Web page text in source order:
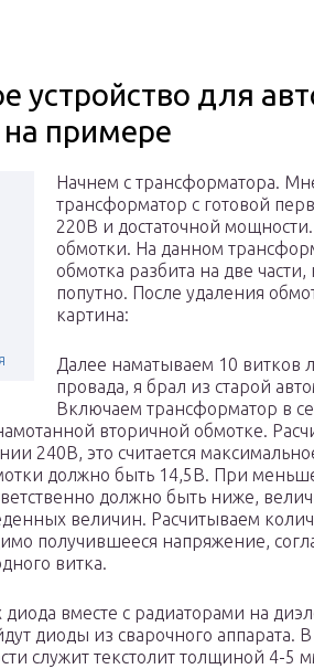
устройство для
примере
Начнем с трансформатора.
трансформатор с готовой
220В и достаточной
обмотки. На данном
обмотка разбита на две
попутно. После удаления
картина:
Далее наматываем 10 витков
провада, я брал из старой
Включаем трансформатор в
вторичной обмотке.
240В, это считается
должно быть 14,5В. При
должно быть ниже,
величин. Расчитываем
получившееся напряжение,
витка.
вместе с радиаторами на
диоды из сварочного аппарата. В
служит текстолит толщиной 4-5